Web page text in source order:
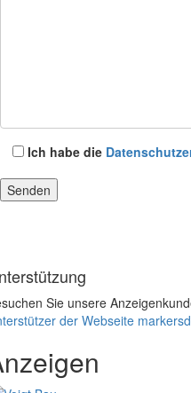
Ich habe die
Sie unsere
der Webseite